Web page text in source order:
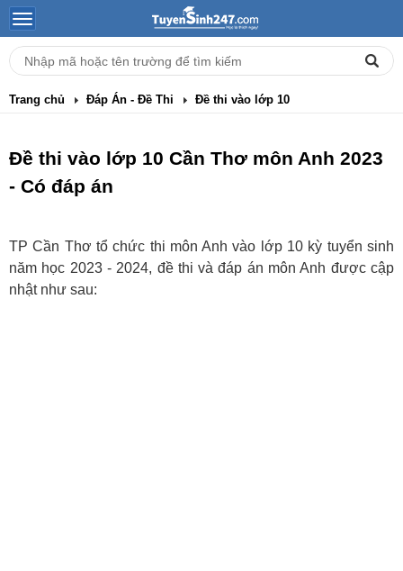
Trang chủ Đáp Án - Đề Thi Đề thi vào lớp 10
Đề thi vào lớp 10 Cần Thơ môn Anh 2023
- Có đáp án
TP Cần Thơ tổ chức thi môn Anh vào lớp 10 kỳ tuyển sinh
năm học 2023 - 2024, đề thi và đáp án môn Anh được cập
nhật như sau: